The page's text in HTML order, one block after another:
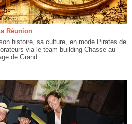
Réunion
histoire, sa culture, en mode Pirates de
via le team building Chasse au
de Grand...